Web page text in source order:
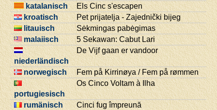
katalanisch
Els Cinc s'escapen
kroatisch
Pet prijatelja - Zajednički bijeg
litauisch
Sėkmingas pabėgimas
malaiisch
5 Sekawan: Cabut Lari
niederländisch
De Vijf gaan er vandoor
norwegisch Fem på Kirrinøya / Fem på rømmen
portugiesisch
Os Cinco Voltam à Ilha
rumänisch
Cinci fug împreună